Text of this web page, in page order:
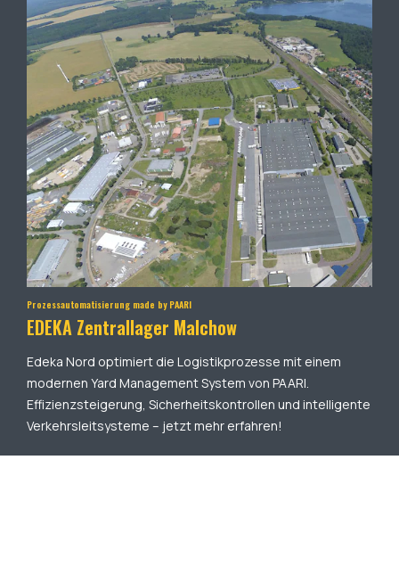
Prozessautomatisierung made by PAARI
EDEKA Zentrallager Malchow
Edeka Nord optimiert die Logistikprozesse mit einem
modernen Yard Management System von PAARI.
Effizienzsteigerung, Sicherheitskontrollen und intelligente
Verkehrsleitsysteme – jetzt mehr erfahren!